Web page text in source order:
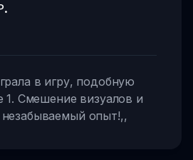
в игру, подобную
1. Смешение визуалов и
незабываемый опыт!,,